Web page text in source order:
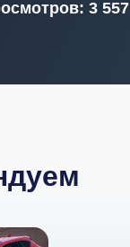
3 557